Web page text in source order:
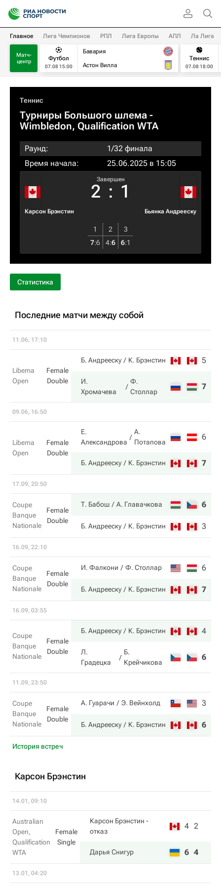
Главное Лига Чемпионов РПЛ Лига Европы АПЛ Ла Лига
Матч-
центр
Футбол
07.08 15:00
Бавария
Астон Вилла
Теннис
07.08 18:00
Теннис
Турниры Большого шлема -
Wimbledon, Qualification WTA
Раунд:
1/32 финала
Время начала:
25.06.2025 в 15:05
Карсон Брэнстин
Завершен
2 : 1
Бьянка Андрееску
1 2
3
7:6 4:6 6:1
Статистика
Последние матчи между собой
11.06, 17:10
Libema
Open
Female
Double
Б. Андрееску К. Брэнстин 5
И.
Хромачева
Ф.
Столлар
7
09.06, 16:50
Libema
Open
Female
Double
Е.
Александрова
А.
Потапова
6
Б. Андрееску К. Брэнстин 7
17.09, 20:50
Coupe
Banque
Nationale
Female
Double
Т. Бабош А. Главачкова 6
Б. Андрееску К. Брэнстин 3
16.09, 22:10
Coupe
Banque
Nationale
Female
Double
И. Фалкони Ф. Столлар 6
Б. Андрееску К. Брэнстин 7
16.09, 03:55
Coupe
Banque
Nationale
Female
Double
Б. Андрееску К. Брэнстин 4
Л.
Градецка
Б.
Крейчикова
6
11.09, 23:50
Coupe
Banque
Nationale
Female
Double
А. Гуарачи Э. Вейнхолд 3
Б. Андрееску К. Брэнстин 6
История встреч
Карсон Брэнстин
14.01, 09:10
Australian
Open,
Qualification
WTA
Female
Single
Карсон Брэнстин -
отказ
4 2
Дарья Снигур 6 4
13.01, 04:20